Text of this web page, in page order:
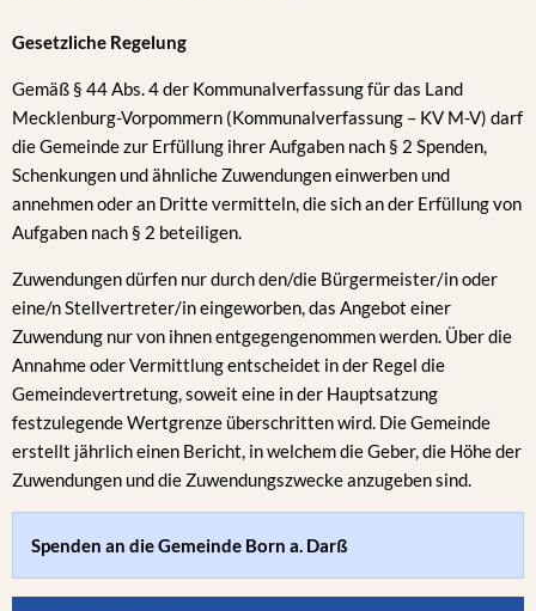
Gesetzliche Regelung
Gemäß § 44 Abs. 4 der Kommunalverfassung für das Land
Mecklenburg-Vorpommern (Kommunalverfassung – KV M-V) darf
die Gemeinde zur Erfüllung ihrer Aufgaben nach § 2 Spenden,
Schenkungen und ähnliche Zuwendungen einwerben und
annehmen oder an Dritte vermitteln, die sich an der Erfüllung von
Aufgaben nach § 2 beteiligen.
Zuwendungen dürfen nur durch den/die Bürgermeister/in oder
eine/n Stellvertreter/in eingeworben, das Angebot einer
Zuwendung nur von ihnen entgegengenommen werden. Über die
Annahme oder Vermittlung entscheidet in der Regel die
Gemeindevertretung, soweit eine in der Hauptsatzung
festzulegende Wertgrenze überschritten wird. Die Gemeinde
erstellt jährlich einen Bericht, in welchem die Geber, die Höhe der
Zuwendungen und die Zuwendungszwecke anzugeben sind.
Spenden an die Gemeinde Born a. Darß